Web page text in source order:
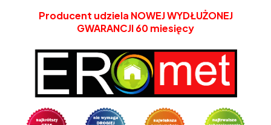
Producent udziela NOWEJ WYDŁUŻONEJ
GWARANCJI 60 miesięcy